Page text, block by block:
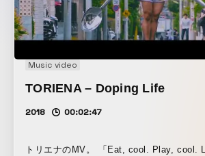
Music video
TORIENA – Doping Life
2018 00:02:47
トリエナのMV。 「Eat, cool. Play, cool.